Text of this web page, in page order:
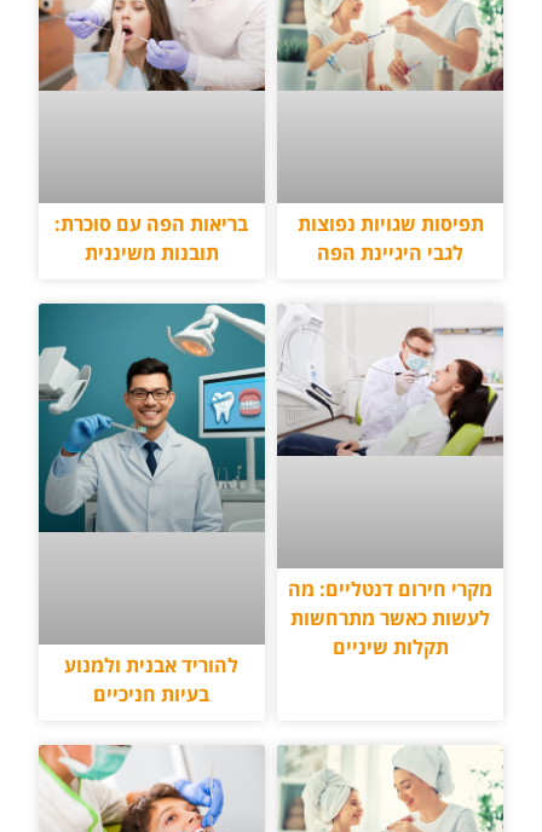
תפיסות שגויות נפוצות
לגבי היגיינת הפה
בריאות הפה עם סוכרת:
תובנות משיננית
מקרי חירום דנטליים: מה
לעשות כאשר מתרחשות
תקלות שיניים
להוריד אבנית ולמנוע
בעיות חניכיים